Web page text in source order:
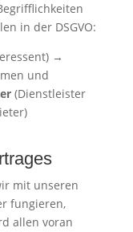
in der DSGVO:
→
und
(Dienstleister
mit unseren
fungieren,
allen voran